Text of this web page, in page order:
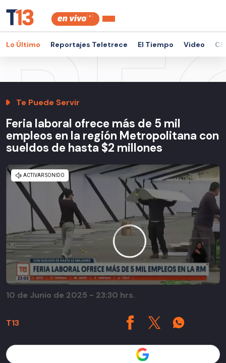
Lo Último Reportajes Teletrece El Tiempo Video
Te Puede Servir
Feria laboral ofrece más de 5 mil
empleos en la región Metropolitana con
sueldos de hasta $2 millones
T13
10 de Junio de 2025 - 23:30 hrs.